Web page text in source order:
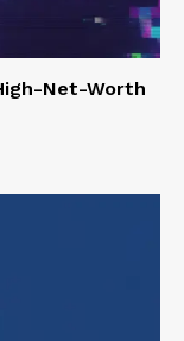
Net-Worth